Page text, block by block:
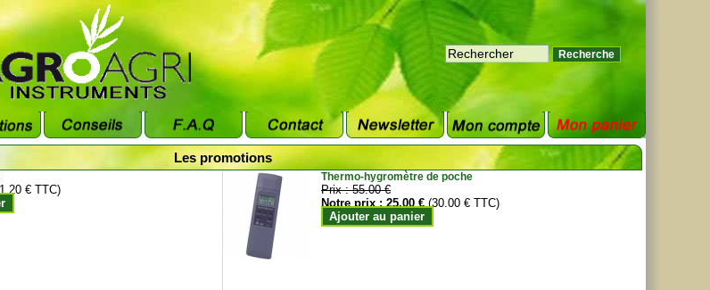
Les promotions
€ TTC)
Thermo-hygromètre de poche
Prix :55.00 €
Notre prix :25.00 € (30.00 € TTC)
Ajouter au panier